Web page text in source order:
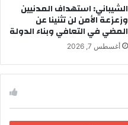
الشيباني: استهداف المدنيين
وزعزعة الأمن لن تثنينا عن
المضي في التعافي وبناء الدولة
أغسطس 7, 2026